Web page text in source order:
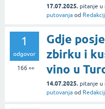
17.07.2025. pitanje u
putovanja od
1
odgovor
166 👀
Gdje
zbirku i
vino u
14.07.2025. pitanje u
putovanja od